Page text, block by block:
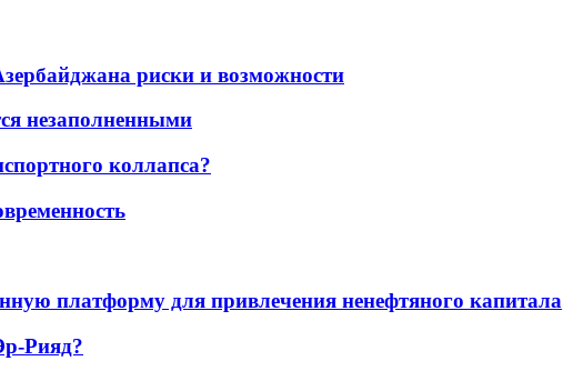
риски и возможности
незаполненными
коллапса?
платформу для привлечения ненефтяного капитала
Рияд?